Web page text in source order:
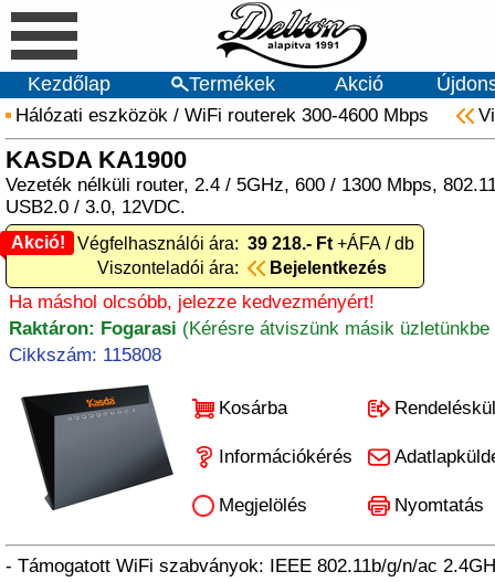
Kezdőlap Termékek Akció
Hálózati eszközök / WiFi routerek 300-4600 Mbps
KASDA KA1900
Vezeték nélküli router, 2.4 / 5GHz, 600 / 1300 Mbps,
USB2.0 / 3.0, 12VDC.
Akció!
Akció! Végfelhasználói ára: 39 218.- Ft +ÁFA / db
Viszonteladói ára:
Bejelentkezés
Ha máshol olcsóbb, jelezze kedvezményért!
Raktáron: Fogarasi (Kérésre átviszünk másik üzletünkbe
Cikkszám: 115808
Kosárba
Információkérés
Megjelölés Nyomtatás
- Támogatott WiFi szabványok: IEEE 802.11b/g/n/ac